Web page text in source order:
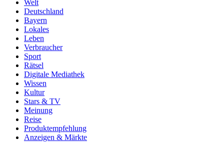
Welt
Deutschland
Bayern
Lokales
Leben
Verbraucher
Sport
Rätsel
Digitale Mediathek
Wissen
Kultur
Stars & TV
Meinung
Reise
Produktempfehlung
Anzeigen & Märkte